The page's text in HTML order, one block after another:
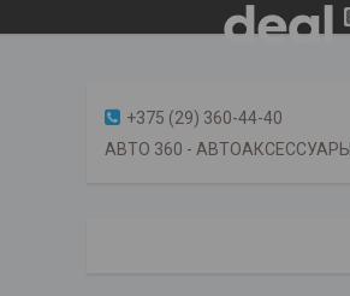
+375 (29) 360-44-40
АВТО 360 -